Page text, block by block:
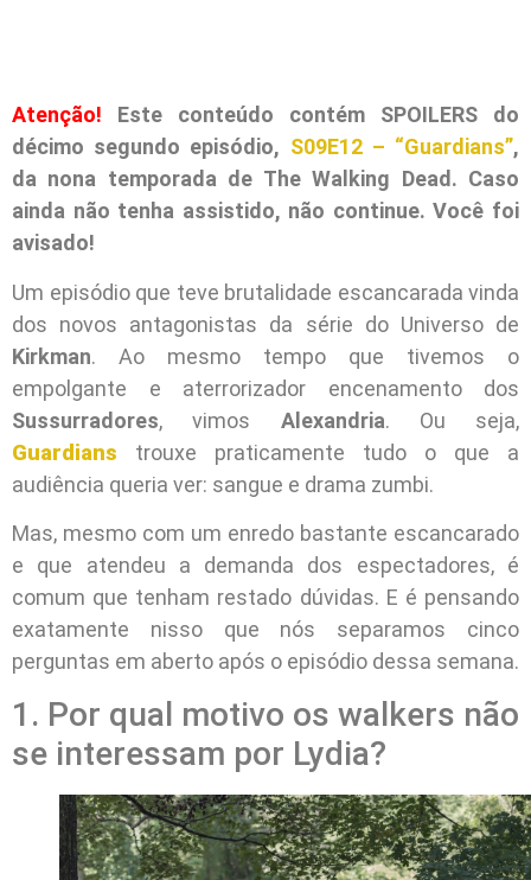
Atenção! Este conteúdo contém SPOILERS do
décimo segundo episódio, S09E12 – “Guardians”,
da nona temporada de The Walking Dead. Caso
ainda não tenha assistido, não continue. Você foi
avisado!
Um episódio que teve brutalidade escancarada vinda
dos novos antagonistas da série do Universo de
Kirkman. Ao mesmo tempo que tivemos o
empolgante e aterrorizador encenamento dos
Sussurradores, vimos Alexandria. Ou seja,
Guardians trouxe praticamente tudo o que a
audiência queria ver: sangue e drama zumbi.
Mas, mesmo com um enredo bastante escancarado
e que atendeu a demanda dos espectadores, é
comum que tenham restado dúvidas. E é pensando
exatamente nisso que nós separamos cinco
perguntas em aberto após o episódio dessa semana.
1. Por qual motivo os walkers não
se interessam por Lydia?